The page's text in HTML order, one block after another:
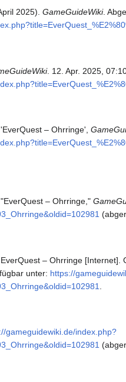
2025). GameGuideWiki.
. 12. Apr. 2025,
– Ohrringe',
– Ohrringe,"
– Ohrringe [Internet].
unter: https://
gameguidewiki.de/index.php?